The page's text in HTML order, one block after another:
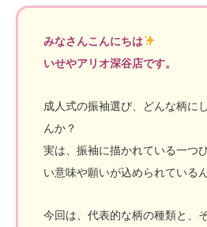
みなさんこんにちは
いせやアリオ深谷店です。
成人式の振袖選び、どんな柄に
んか？
実は、振袖に描かれている一つ
い意味や願いが込められているん
今回は、代表的な柄の種類と、